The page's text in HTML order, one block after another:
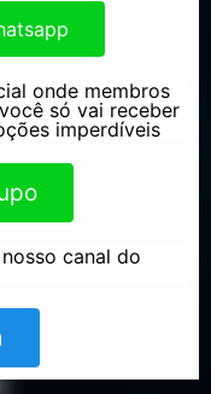
onde membros
só vai receber
imperdíveis
canal do